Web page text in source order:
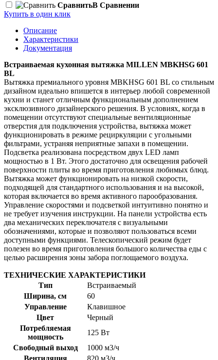
СравнитьВ Сравнении
Купить в один клик
Описание
Характеристики
Документация
Встраиваемая кухонная вытяжка MILLEN MBKHSG 601
BL
Вытяжка премиального уровня MBKHSG 601 BL со стильным
дизайном идеально впишется в интерьер любой современной
кухни и станет отличным функциональным дополнением
эксклюзивного дизайнерского решения. В условиях, когда в
помещении отсутствуют специальные вентиляционные
отверстия для подключения устройства, вытяжка может
функционировать в режиме рециркуляции с угольными
фильтрами, устраняя неприятные запахи в помещении.
Подсветка реализована посредством двух LED ламп
мощностью в 1 Вт. Этого достаточно для освещения рабочей
поверхности плиты во время приготовления любимых блюд.
Вытяжка может функционировать на низкой скорости,
подходящей для стандартного использования и на высокой,
которая включается во время активного парообразования.
Управление скоростями и подсветкой интуитивно понятно и
не требует изучения инструкции. На панели устройства есть
два механических переключателя с визуальными
обозначениями, которые и позволяют пользоваться всеми
доступными функциями. Телескопический режим будет
полезен во время приготовления большого количества еды с
целью расширения зоны забора поглощаемого воздуха.
ТЕХНИЧЕСКИЕ ХАРАКТЕРИСТИКИ
Тип
Встраиваемый
Ширина, см
60
Управление
Клавишное
Цвет
Черный
Потребляемая
мощность
125 Вт
Свободный выход
1000 м3/ч
Вентиляция
820 м3/ч